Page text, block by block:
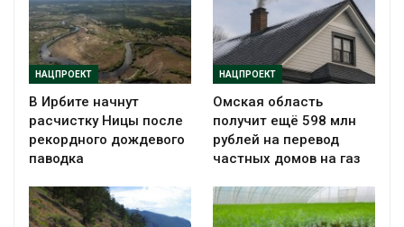
НАЦПРОЕКТ
В Ирбите начнут
расчистку Ницы после
рекордного дождевого
паводка
НАЦПРОЕКТ
Омская область
получит ещё 598 млн
рублей на перевод
частных домов на газ